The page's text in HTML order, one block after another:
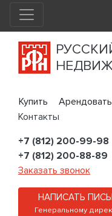
Купить Арендовать
Контакты
+7 (812) 200-99-98
+7 (812) 200-88-89
Заказать звонок
НАПИСАТЬ
Генеральному